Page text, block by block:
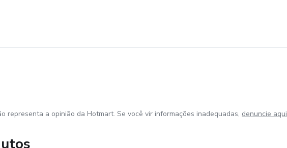
representa a opinião da Hotmart. Se você vir informações inadequadas, denuncie aqui